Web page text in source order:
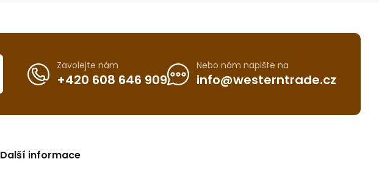
Zavolejte nám
+420 608 646 909
Nebo nám napište na
info@westerntrade.cz
Další informace